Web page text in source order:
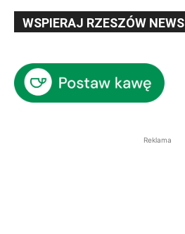
WSPIERAJ RZESZÓW NEWS
Reklama